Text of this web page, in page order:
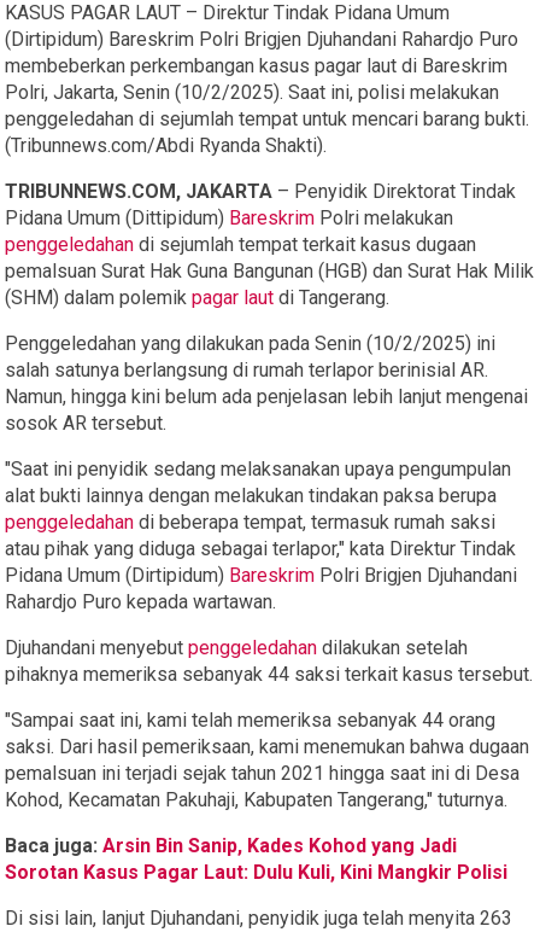
KASUS PAGAR LAUT – Direktur Tindak Pidana Umum
(Dirtipidum) Bareskrim Polri Brigjen Djuhandani Rahardjo Puro
membeberkan perkembangan kasus pagar laut di Bareskrim
Polri, Jakarta, Senin (10/2/2025). Saat ini, polisi melakukan
penggeledahan di sejumlah tempat untuk mencari barang bukti.
(Tribunnews.com/Abdi Ryanda Shakti).
TRIBUNNEWS.COM, JAKARTA – Penyidik Direktorat Tindak
Pidana Umum (Dittipidum) Bareskrim Polri melakukan
penggeledahan di sejumlah tempat terkait kasus dugaan
pemalsuan Surat Hak Guna Bangunan (HGB) dan Surat Hak Milik
(SHM) dalam polemikpagar laut di Tangerang.
Penggeledahan yang dilakukan pada Senin (10/2/2025) ini
salah satunya berlangsung di rumah terlapor berinisial AR.
Namun, hingga kini belum ada penjelasan lebih lanjut mengenai
sosok AR tersebut.
"Saat ini penyidik sedang melaksanakan upaya pengumpulan
alat bukti lainnya dengan melakukan tindakan paksa berupa
penggeledahan di beberapa tempat, termasuk rumah saksi
atau pihak yang diduga sebagai terlapor," kata Direktur Tindak
Pidana Umum (Dirtipidum) Bareskrim Polri Brigjen Djuhandani
Rahardjo Puro kepada wartawan.
Djuhandani menyebutpenggeledahan dilakukan setelah
pihaknya memeriksa sebanyak 44 saksi terkait kasus tersebut.
"Sampai saat ini, kami telah memeriksa sebanyak 44 orang
saksi. Dari hasil pemeriksaan, kami menemukan bahwa dugaan
pemalsuan ini terjadi sejak tahun 2021 hingga saat ini di Desa
Kohod, Kecamatan Pakuhaji, Kabupaten Tangerang," tuturnya.
Baca juga:Arsin Bin Sanip, Kades Kohod yang Jadi
Sorotan Kasus Pagar Laut: Dulu Kuli, Kini Mangkir Polisi
Di sisi lain, lanjut Djuhandani, penyidik juga telah menyita 263